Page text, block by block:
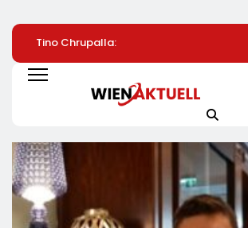
Tino Chrupalla:
Steuern Auf Strom
Und Energie Senken
Innovationsrats